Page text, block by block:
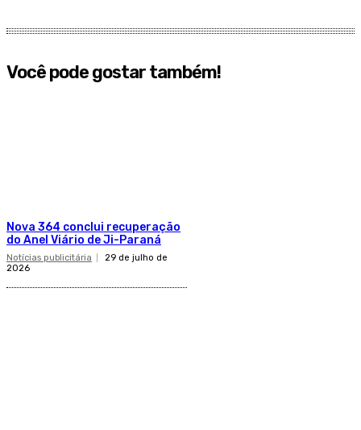
Você pode gostar também!
Nova 364 conclui recuperação
do Anel Viário de Ji-Paraná
Notícias publicitária
29 de julho de
2026